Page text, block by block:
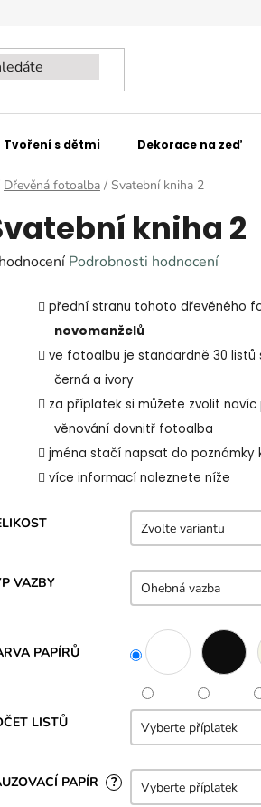
Tvoření s dětmi Dekorace na zeď
Dřevěná fotoalba / Svatební kniha 2
kniha 2
Podrobnosti hodnocení
přední stranu tohoto dřevěného
novomanželů
ve fotoalbu je standardně 30 listů
černá a ivory
za příplatek si můžete zvolit
věnování dovnitř fotoalba
jména stačí napsat do poznámky
více informací naleznete níže
VAZBY
PAPÍRŮ
LISTŮ
PAPÍR ?